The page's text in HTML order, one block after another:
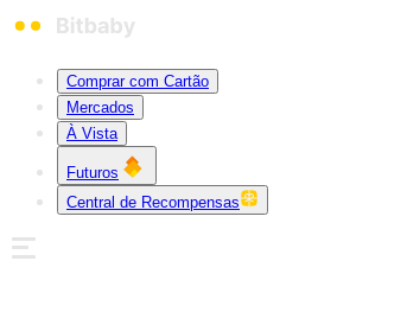
Comprar com Cartão
Mercados
À Vista
Futuros
Central de Recompensas